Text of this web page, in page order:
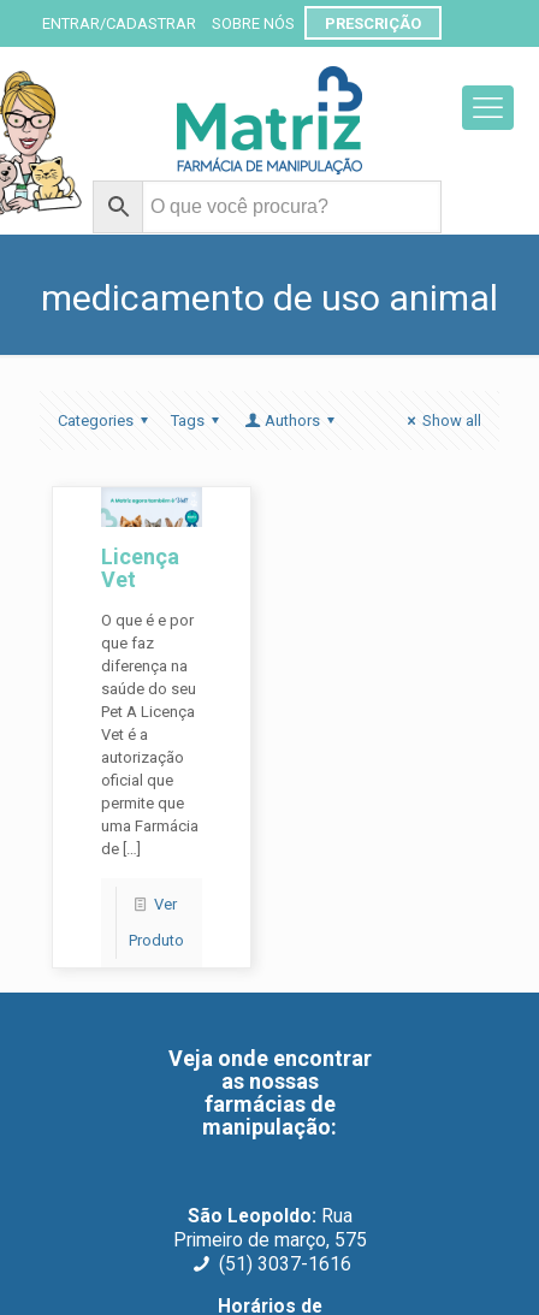
ENTRAR/CADASTRAR SOBRE NÓS PRESCRIÇÃO
medicamento de uso animal
Categories Tags Authors Show all
Licença
Vet
O que é e por
que faz
diferença na
saúde do seu
Pet A Licença
Vet é a
autorização
oficial que
permite que
uma Farmácia
de […]
Ver
Produto
Veja onde encontrar
as nossas
farmácias de
manipulação:
São Leopoldo: Rua
Primeiro de março, 575
(51) 3037-1616
Horários de